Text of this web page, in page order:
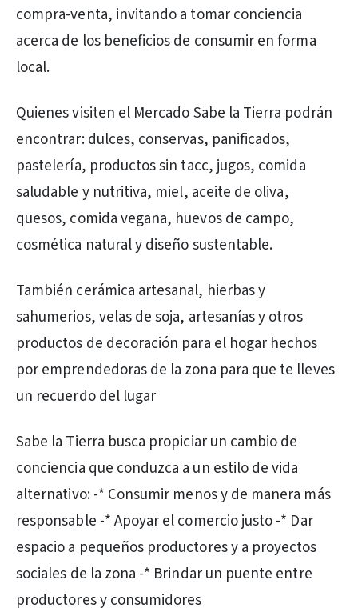
compra-venta, invitando a tomar conciencia
acerca de los beneficios de consumir en forma
local.
Quienes visiten el Mercado Sabe la Tierra podrán
encontrar: dulces, conservas, panificados,
pastelería, productos sin tacc, jugos, comida
saludable y nutritiva, miel, aceite de oliva,
quesos, comida vegana, huevos de campo,
cosmética natural y diseño sustentable.
También cerámica artesanal, hierbas y
sahumerios, velas de soja, artesanías y otros
productos de decoración para el hogar hechos
por emprendedoras de la zona para que te lleves
un recuerdo del lugar
Sabe la Tierra busca propiciar un cambio de
conciencia que conduzca a un estilo de vida
alternativo: -* Consumir menos y de manera más
responsable -* Apoyar el comercio justo -* Dar
espacio a pequeños productores y a proyectos
sociales de la zona -* Brindar un puente entre
productores y consumidores